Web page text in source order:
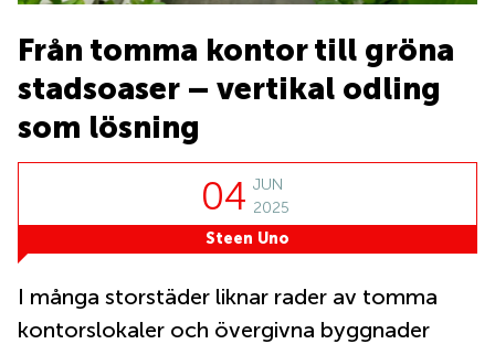
kontor
Vasastan
Coworking
Kontor
Malmö
Kontorshotell
Huddinge
Lediga
Hägersten
Från tomma kontor till gröna
stadsoaser – vertikal odling
som lösning
04 JUN
2025
Steen Uno
I många storstäder liknar rader av tomma
kontorslokaler och övergivna byggnader